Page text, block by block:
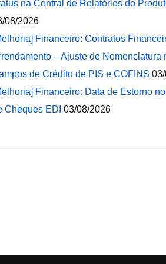
na Central de Relatórios do
08/2026
Financeiro: Contratos
– Ajuste de Nomenclatura
de Crédito de PIS e COFINS
Financeiro: Data de Estorno
Cheques EDI 03/08/2026